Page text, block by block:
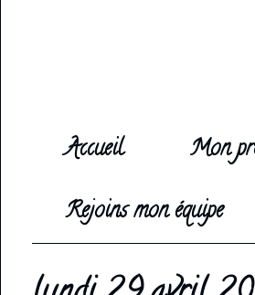
Accueil
Mon
Rejoins mon équipe